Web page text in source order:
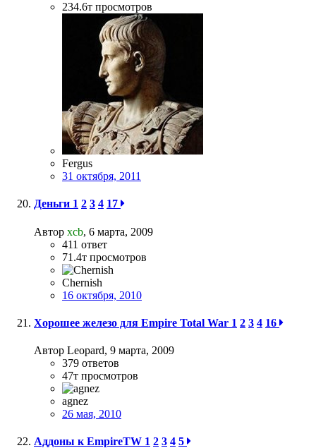
234.6т просмотров
Fergus
31 октября, 2011
Деньги 1 2 3 4 17
Автор xcb, 6 марта, 2009
411 ответ
71.4т просмотров
Chernish
16 октября, 2010
Хорошее железо для Empire Total War 1 2 3 4 16
Автор Leopard, 9 марта, 2009
379 ответов
47т просмотров
agnez
26 мая, 2010
Аддоны к EmpireTW 1 2 3 4 5